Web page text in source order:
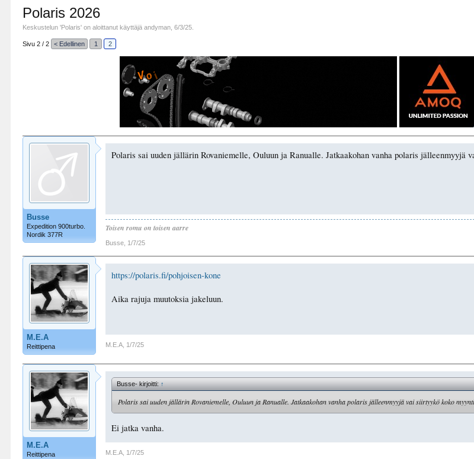
Polaris 2026
Keskustelun 'Polaris' on aloittanut käyttäjäandyman ,6/3/25
Sivu 2 / 2 < Edellinen 1 2
Busse
Expedition 900turbo.
Nordik 377R
Polaris sai uuden jällärin Rovaniemelle, Ouluun ja Ranualle. Jatkaakohan vanha polaris jälleenmyyjä
Toisen romu on toisen aarre
Busse 1/7/25
M.E.A
Reittipena
https://polaris.fi/pohjoisen-kone
Aika rajuja muutoksia jakeluun.
M.E.A 1/7/25
M.E.A
Reittipena
Busse- kirjoitti:↑
Polaris sai uuden jällärin Rovaniemelle, Ouluun ja Ranualle. Jatkaakohan vanha polaris jälleenmyyjä vai siirtyykö koko
Ei jatka vanha.
M.E.A 1/7/25